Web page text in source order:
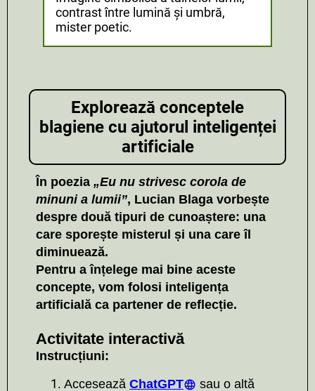
contrast între lumină și umbră,
mister poetic.
Explorează conceptele
blagiene cu ajutorul inteligenței
artificiale
În poezia „Eu nu strivesc corola de
minuni a lumii”, Lucian Blaga vorbește
despre două tipuri de cunoaștere: una
care sporește misterul și una careîl
diminuează.
Pentru a înțelege mai bine aceste
concepte, vom folosi inteligența
artificială ca partener de reflecție.
Activitate interactivă
Instrucțiuni:
Accesează ChatGPT sau o altă